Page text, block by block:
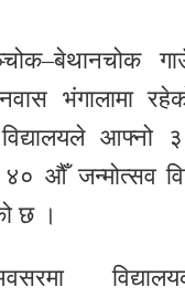
भंगालामा
विद्यालयले आफ्नो
औँ जन्मोत्सव
छ ।